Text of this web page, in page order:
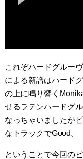
これぞハードグルー
による新譜はハード
の上に鳴り響く
せるラテンハードグ
なっちゃいましたが
なトラックでGood。
ということで今回の